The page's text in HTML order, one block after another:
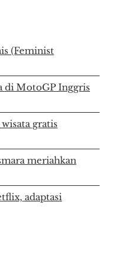
(Feminist
di MotoGP Inggris
gratis
meriahkan
adaptasi